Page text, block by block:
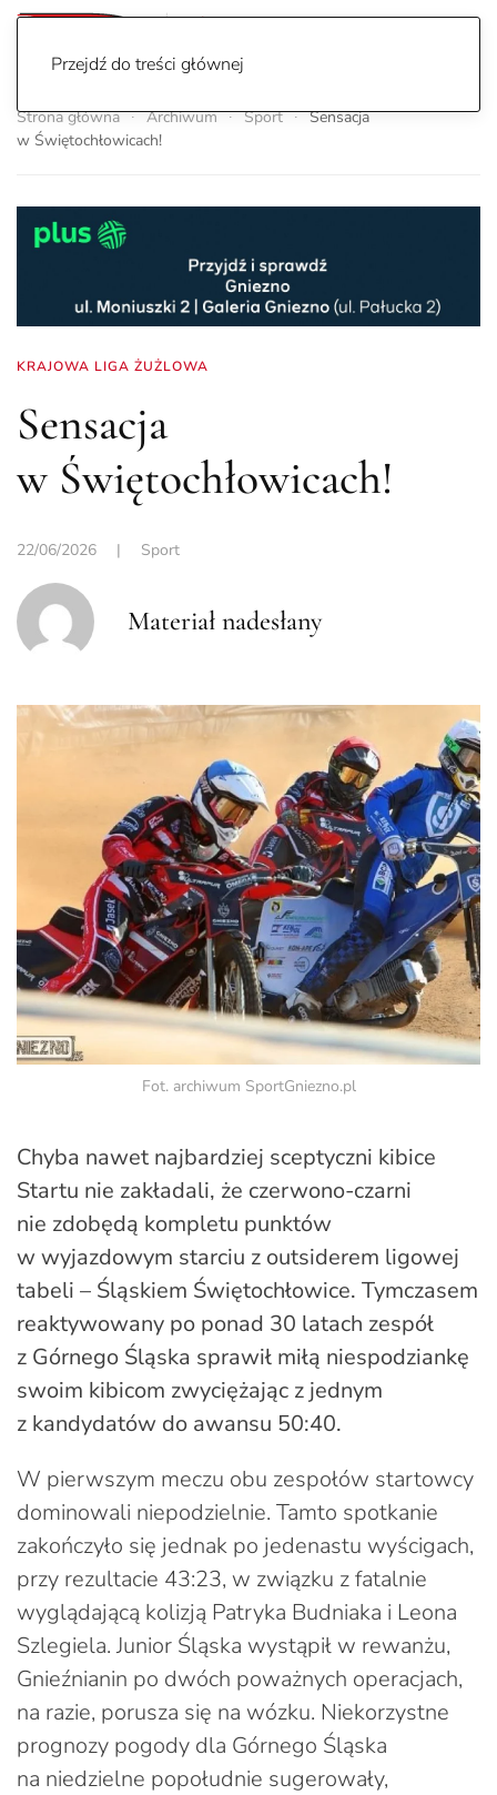
Przejdź do treści głównej
Strona główna Archiwum Sport
Sensacja
w Świętochłowicach!
KRAJOWA LIGA ŻUŻLOWA
Sensacja
w Świętochłowicach!
22/06/2026 | Sport
Materiał nadesłany
Fot. archiwum SportGniezno.pl
Chyba nawet najbardziej sceptyczni kibice
Startu nie zakładali, że czerwono-czarni
nie zdobędą kompletu punktów
w wyjazdowym starciu z outsiderem ligowej
tabeli – Śląskiem Świętochłowice. Tymczasem
reaktywowany po ponad 30 latach zespół
z Górnego Śląska sprawił miłą niespodziankę
swoim kibicom zwyciężając z jednym
z kandydatów do awansu 50:40.
W pierwszym meczu obu zespołów startowcy
dominowali niepodzielnie. Tamto spotkanie
zakończyło się jednak po jedenastu wyścigach,
przy rezultacie 43:23, w związku z fatalnie
wyglądającą kolizją Patryka Budniaka i Leona
Szlegiela. Junior Śląska wystąpił w rewanżu,
Gnieźnianin po dwóch poważnych operacjach,
na razie, porusza się na wózku. Niekorzystne
prognozy pogody dla Górnego Śląska
na niedzielne popołudnie sugerowały,